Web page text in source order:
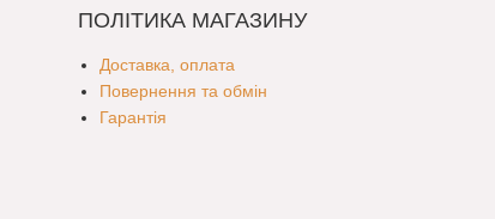
ПОЛІТИКА МАГАЗИНУ
Доставка, оплата
Повернення та обмін
Гарантія